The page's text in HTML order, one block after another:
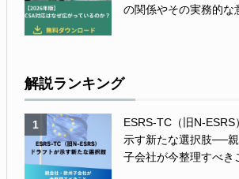
の関係やその実務的
解説ランキング
1
ESRS-TC（旧N-
示す新たな選択肢──
子会社が今整理すべき